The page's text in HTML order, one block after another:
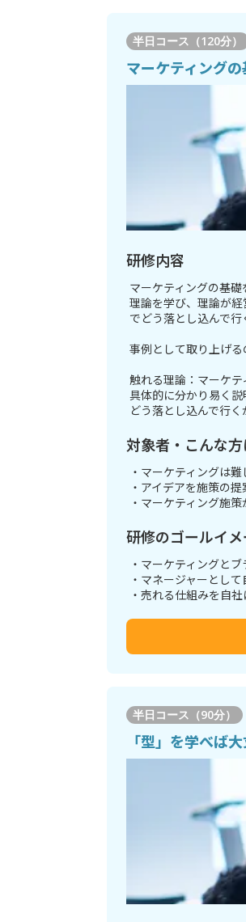
半日コース（120分）
マーケティング
研修内容
マーケティングの基礎
理論を学び、理論が
でどう落とし込んで
事例として取り上げ
触れる理論：マーケ
具体的に分かり易く
どう落とし込んで行く
対象者・こんな
・マーケティングは
・アイデアを施策の
・マーケティング施
研修のゴールイ
・マーケティングと
・マネージャーとし
・売れる仕組みを自
半日コース（90分）
「型」を学べば